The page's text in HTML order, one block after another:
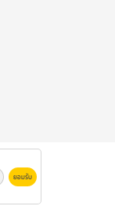
ยอมรับ